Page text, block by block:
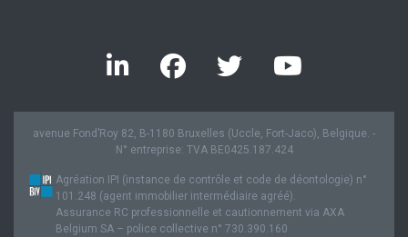
avenue Fond’Roy 82, B-1180 Bruxelles (Uccle, Fort-Jaco), Belgique. -
N° entreprise: TVA BE0425.187.424
Agréation IPI (instance de contrôle et code de déontologie) n°
101.248 (agent immobilier intermédiaire agréé).
Assurance RC professionnelle et cautionnement via AXA
Belgium SA – police collective n° 730.390.160